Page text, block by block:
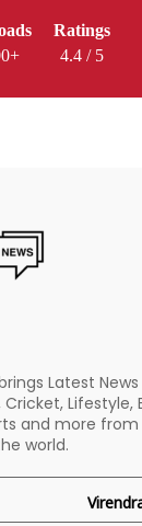
Ratings
4.4 / 5
Latest
Cricket, Lifestyle,
and more from
world.